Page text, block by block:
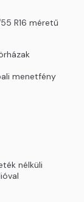
R16 méretű
menetfény
nélküli